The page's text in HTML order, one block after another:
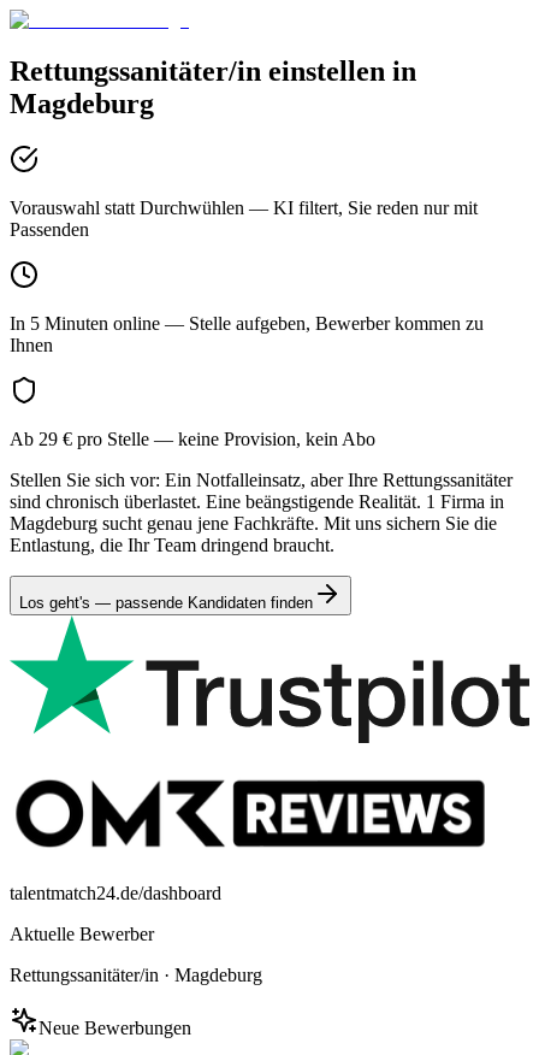
Rettungssanitäter/in einstellen in
Magdeburg
Vorauswahl statt Durchwühlen — KI filtert, Sie reden nur mit
Passenden
In 5 Minuten online — Stelle aufgeben, Bewerber kommen zu
Ihnen
Ab 29 € pro Stelle — keine Provision, kein Abo
Stellen Sie sich vor: Ein Notfalleinsatz, aber Ihre Rettungssanitäter
sind chronisch überlastet. Eine beängstigende Realität. 1 Firma in
Magdeburg sucht genau jene Fachkräfte. Mit uns sichern Sie die
Entlastung, die Ihr Team dringend braucht.
Los geht's — passende Kandidaten finden
talentmatch24.de/dashboard
Aktuelle Bewerber
Rettungssanitäter/in · Magdeburg
Neue Bewerbungen